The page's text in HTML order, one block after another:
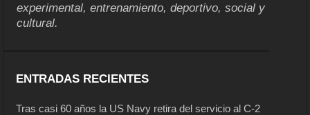
experimental, entrenamiento, deportivo, social y
cultural.
ENTRADAS RECIENTES
Tras casi 60 años la US Navy retira del servicio al C-2